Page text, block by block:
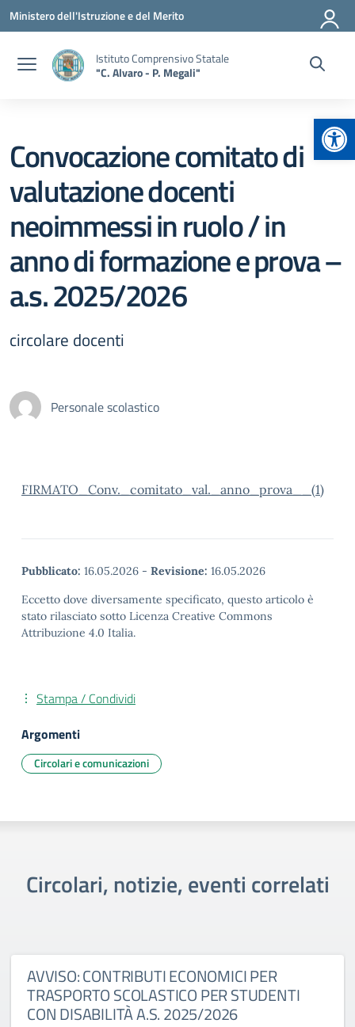
Vai ai contenuti
Vai al menu di navigazione
Vai al footer
Ministero dell'Istruzione e del Merito
Istituto Comprensivo Statale
"C. Alvaro - P. Megali"
Convocazione comitato di
valutazione docenti
neoimmessi in ruolo / in
anno di formazione e prova –
a.s. 2025/2026
circolare docenti
Personale scolastico
FIRMATO_Conv._comitato_val._anno_prova__(1)
Pubblicato: 16.05.2026 - Revisione: 16.05.2026
Eccetto dove diversamente specificato, questo articolo è
stato rilasciato sotto Licenza Creative Commons
Attribuzione 4.0 Italia.
Stampa / Condividi
Argomenti
Circolari e comunicazioni
Circolari, notizie, eventi correlati
AVVISO: CONTRIBUTI ECONOMICI PER
TRASPORTO SCOLASTICO PER STUDENTI
CON DISABILITÀ A.S. 2025/2026